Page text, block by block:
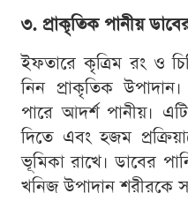
৩. প্রাকৃতিক পানীয়
ইফতারে কৃত্রিম রং ও
নিন প্রাকৃতিক
পারে আদর্শ পানীয়।
দিতে এবং হজম
ভূমিকা রাখে। ডাবের
খনিজ উপাদান শরীরকে